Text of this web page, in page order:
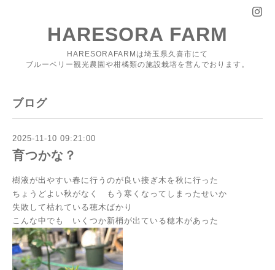
HARESORA FARM
HARESORAFARMは埼玉県久喜市にて
ブルーベリー観光農園や柑橘類の施設栽培を営んでおります。
ブログ
2025-11-10 09:21:00
育つかな？
樹液が出やすい春に行うのが良い接ぎ木を秋に行った
ちょうどよい秋がなく もう寒くなってしまったせいか
失敗して枯れている穂木ばかり
こんな中でも いくつか新梢が出ている穂木があった